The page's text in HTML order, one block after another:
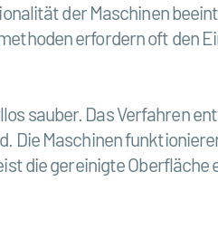
der Maschinen
erfordern oft den
sauber. Das Verfahren
Die Maschinen
die gereinigte Oberfläche